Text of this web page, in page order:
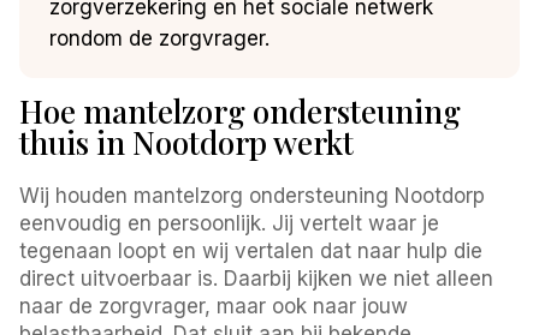
zorgverzekering en het sociale netwerk
rondom de zorgvrager.
Hoe mantelzorg ondersteuning
thuis in Nootdorp werkt
Wij houden mantelzorg ondersteuning Nootdorp
eenvoudig en persoonlijk. Jij vertelt waar je
tegenaan loopt en wij vertalen dat naar hulp die
direct uitvoerbaar is. Daarbij kijken we niet alleen
naar de zorgvrager, maar ook naar jouw